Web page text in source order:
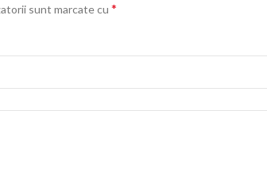
sunt marcate cu *